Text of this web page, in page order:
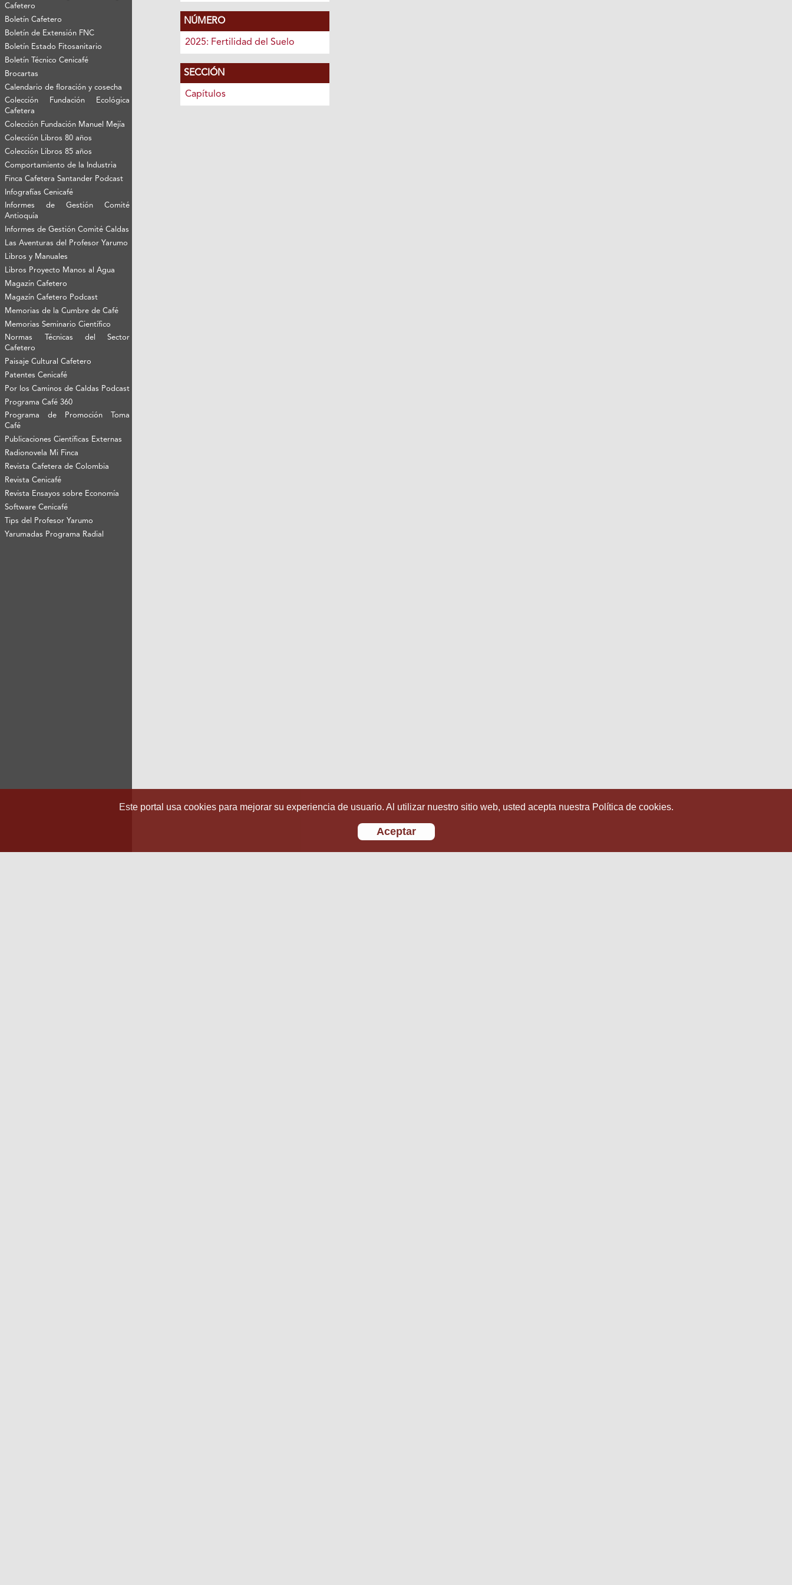
Cafetero
Boletín Cafetero
Boletín de Extensión FNC
Boletín Estado Fitosanitario
Boletín Técnico Cenicafé
Brocartas
Calendario de floración y cosecha
Colección Fundación Ecológica
Cafetera
Colección Fundación Manuel Mejía
Colección Libros 80 años
Colección Libros 85 años
Comportamiento de la Industria
Finca Cafetera Santander Podcast
Infografías Cenicafé
Informes de Gestión Comité
Antioquía
Informes de Gestión Comité Caldas
Las Aventuras del Profesor Yarumo
Libros y Manuales
Libros Proyecto Manos al Agua
Magazín Cafetero
Magazín Cafetero Podcast
Memorias de la Cumbre de Café
Memorias Seminario Científico
Normas Técnicas del Sector
Cafetero
Paisaje Cultural Cafetero
Patentes Cenicafé
Por los Caminos de Caldas Podcast
Programa Café 360
Programa de Promoción Toma
Café
Publicaciones Científicas Externas
Radionovela Mi Finca
Revista Cafetera de Colombia
Revista Cenicafé
Revista Ensayos sobre Economía
Software Cenicafé
Tips del Profesor Yarumo
Yarumadas Programa Radial
NÚMERO
2025: Fertilidad del Suelo
SECCIÓN
Capítulos
Este portal usa cookies para mejorar su experiencia de usuario. Al utilizar nuestro sitio web, usted acepta nuestra Política de cookies.
Aceptar